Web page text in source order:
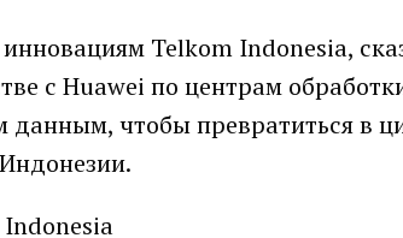
Telkom Indonesia,
с Huawei по центрам
чтобы превратиться в